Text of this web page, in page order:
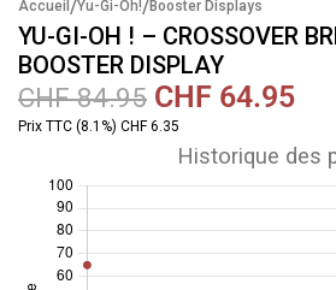
Accueil /Yu-Gi-Oh!/Booster Displays
YU-GI-OH ! – CROSSOVER
BOOSTER DISPLAY
CHF84.95 CHF 64.95
Prix TTC (8.1%) CHF 6.35
Historique des